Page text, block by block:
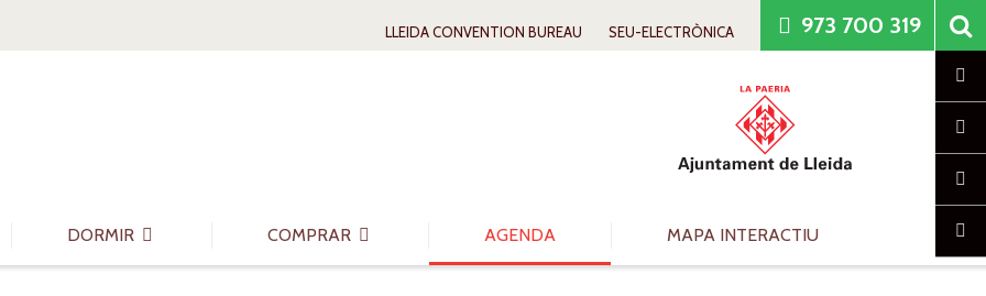
LLEIDA CONVENTION BUREAU SEU-ELECTRÒNICA 973 700 319
DORMIR COMPRAR AGENDA MAPA INTERACTIU